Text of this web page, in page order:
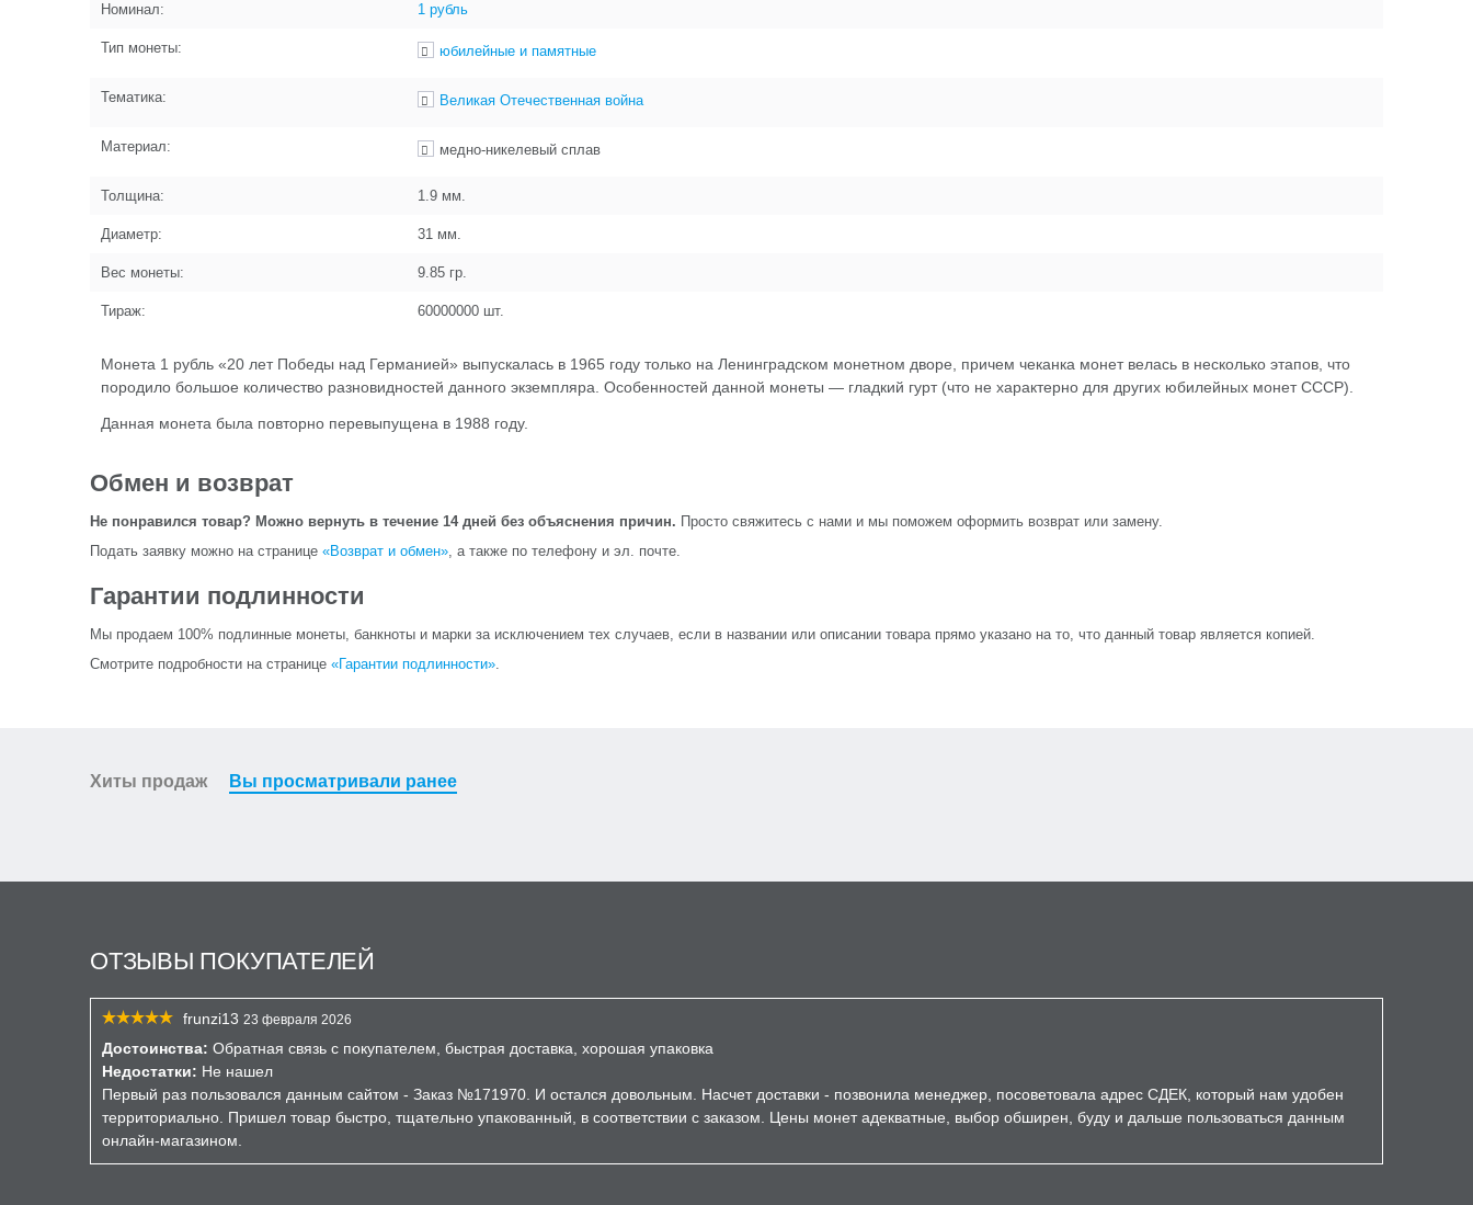
Номинал: 1 рубль
Тип монеты: юбилейные и памятные
Тематика: Великая Отечественная война
Материал: медно-никелевый сплав
Толщина: 1.9 мм.
Диаметр: 31 мм.
Вес монеты: 9.85 гр.
Тираж: 60000000 шт.
Монета 1 рубль «20 лет Победы над Германией» выпускалась в 1965 году только на Ленинградском монетном дворе, причем чеканка монет велась в несколько этапов, что
породило большое количество разновидностей данного экземпляра. Особенностей данной монеты — гладкий гурт (что не характерно для других юбилейных монет СССР).
Данная монета была повторно перевыпущена в 1988 году.
Обмен и возврат
Не понравился товар? Можно вернуть в течение 14 дней без объяснения причин. Просто свяжитесь с нами и мы поможем оформить возврат или замену.
Подать заявку можно на странице «Возврат и обмен», а также по телефону и эл. почте.
Гарантии подлинности
Мы продаем 100% подлинные монеты, банкноты и марки за исключением тех случаев, если в названии или описании товара прямо указано на то, что данный товар является копией.
Смотрите подробности на странице «Гарантии подлинности».
Хиты продаж Вы просматривали ранее
ОТЗЫВЫ ПОКУПАТЕЛЕЙ
frunzi13 23 февраля 2026
Достоинства: Обратная связь с покупателем, быстрая доставка, хорошая упаковка
Недостатки: Не нашел
Первый раз пользовался данным сайтом - Заказ №171970. И остался довольным. Насчет доставки - позвонила менеджер, посоветовала адрес СДЕК, который нам удобен
территориально. Пришел товар быстро, тщательно упакованный, в соответствии с заказом. Цены монет адекватные, выбор обширен, буду и дальше пользоваться данным
онлайн-магазином.